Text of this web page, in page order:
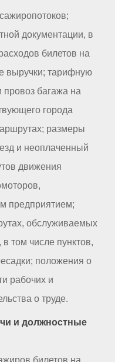
документации, в
билетов на
выручки; тарифную
провоз багажа на
города
размеры
и неоплаченный
движения
предприятием;
обслуживаемых
том числе пунктов,
положения о
рабочих и
о труде.
и должностные
билетов на